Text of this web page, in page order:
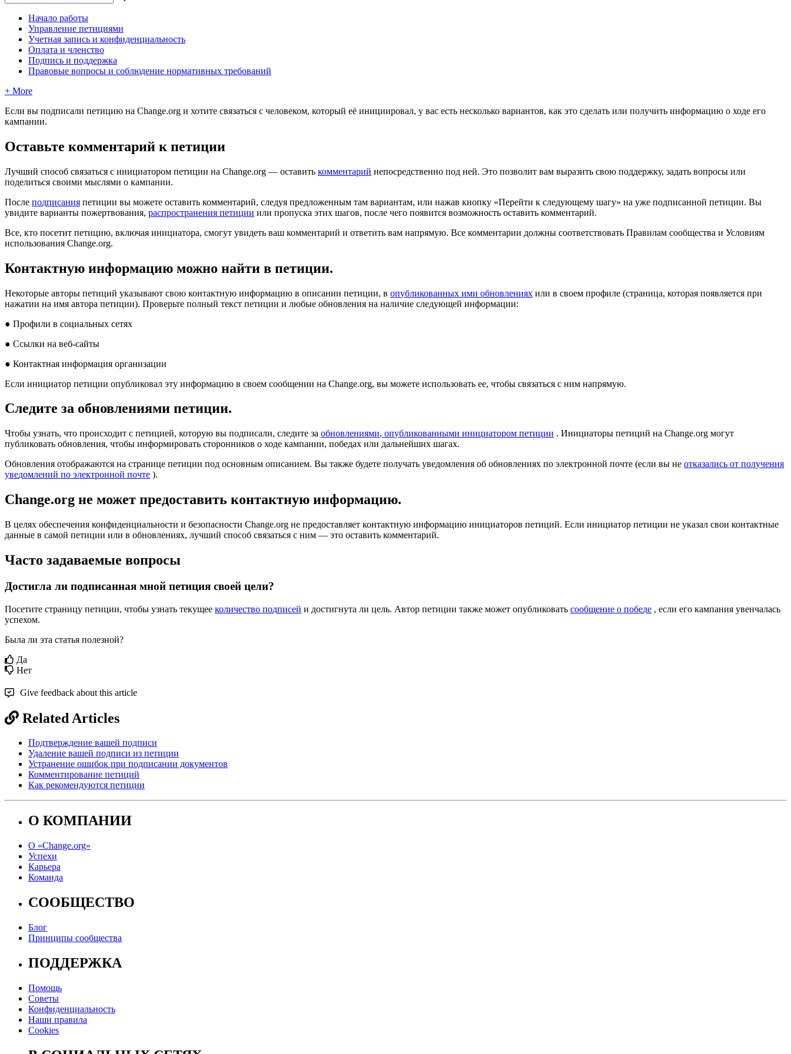
Начало работы
Управление петициями
Учетная запись и конфиденциальность
Оплата и членство
Подпись и поддержка
Правовые вопросы и соблюдение нормативных требований
+ More
Если вы подписали петицию на Change.org и хотите связаться с человеком, который её инициировал, у вас есть несколько вариантов, как это сделать или получить информацию о ходе его
кампании.
Оставьте комментарий к петиции
Лучший способ связаться с инициатором петиции на Change.org — оставить комментарий непосредственно под ней. Это позволит вам выразить свою поддержку, задать вопросы или
поделиться своими мыслями о кампании.
После подписания петиции вы можете оставить комментарий, следуя предложенным там вариантам, или нажав кнопку «Перейти к следующему шагу» на уже подписанной петиции. Вы
увидите варианты пожертвования, распространения петиции или пропуска этих шагов, после чего появится возможность оставить комментарий.
Все, кто посетит петицию, включая инициатора, смогут увидеть ваш комментарий и ответить вам напрямую. Все комментарии должны соответствовать Правилам сообщества и Условиям
использования Change.org.
Контактную информацию можно найти в петиции.
Некоторые авторы петиций указывают свою контактную информацию в описании петиции, в опубликованных ими обновлениях или в своем профиле (страница, которая появляется при
нажатии на имя автора петиции). Проверьте полный текст петиции и любые обновления на наличие следующей информации:
● Профили в социальных сетях
● Ссылки на веб-сайты
● Контактная информация организации
Если инициатор петиции опубликовал эту информацию в своем сообщении на Change.org, вы можете использовать ее, чтобы связаться с ним напрямую.
Следите за обновлениями петиции.
Чтобы узнать, что происходит с петицией, которую вы подписали, следите за обновлениями, опубликованными инициатором петиции . Инициаторы петиций на Change.org могут
публиковать обновления, чтобы информировать сторонников о ходе кампании, победах или дальнейших шагах.
Обновления отображаются на странице петиции под основным описанием. Вы также будете получать уведомления об обновлениях по электронной почте (если вы не отказались от получения
уведомлений по электронной почте ).
Change.org не может предоставить контактную информацию.
В целях обеспечения конфиденциальности и безопасности Change.org не предоставляет контактную информацию инициаторов петиций. Если инициатор петиции не указал свои контактные
данные в самой петиции или в обновлениях, лучший способ связаться с ним — это оставить комментарий.
Часто задаваемые вопросы
Достигла ли подписанная мной петиция своей цели?
Посетите страницу петиции, чтобы узнать текущее количество подписей и достигнута ли цель. Автор петиции также может опубликовать сообщение о победе , если его кампания увенчалась
успехом.
Была ли эта статья полезной?
Да
Нет
Give feedback about this article
Related Articles
Подтверждение вашей подписи
Удаление вашей подписи из петиции
Устранение ошибок при подписании документов
Комментирование петиций
Как рекомендуются петиции
О КОМПАНИИ
О «Change.org»
Успехи
Карьера
Команда
СООБЩЕСТВО
Блог
Принципы сообщества
ПОДДЕРЖКА
Помощь
Советы
Конфиденциальность
Наши правила
Cookies